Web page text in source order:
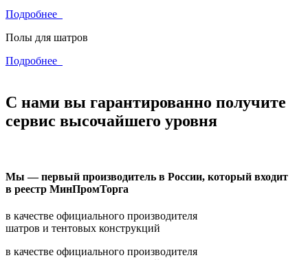
Подробнее
Полы для шатров
Подробнее
С нами вы гарантированно получите
сервис высочайшего уровня
Мы — первый производитель в России, который входит
в реестр МинПромТорга
в качестве официального производителя
шатров и тентовых конструкций
в качестве официального производителя